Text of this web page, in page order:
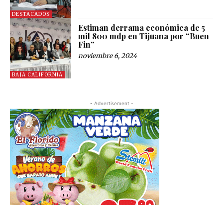
DESTACADOS
BAJA CALIFORNIA
Estiman derrama económica de 5
mil 800 mdp en Tijuana por “Buen
Fin”
noviembre 6, 2024
- Advertisement -